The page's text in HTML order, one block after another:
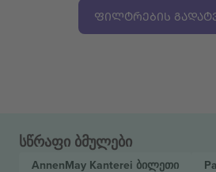
ᲤᲘᲚᲢᲠᲔᲑᲘᲡ
სწრაფი ბმულები
AnnenMay Kanterei ბილეთი